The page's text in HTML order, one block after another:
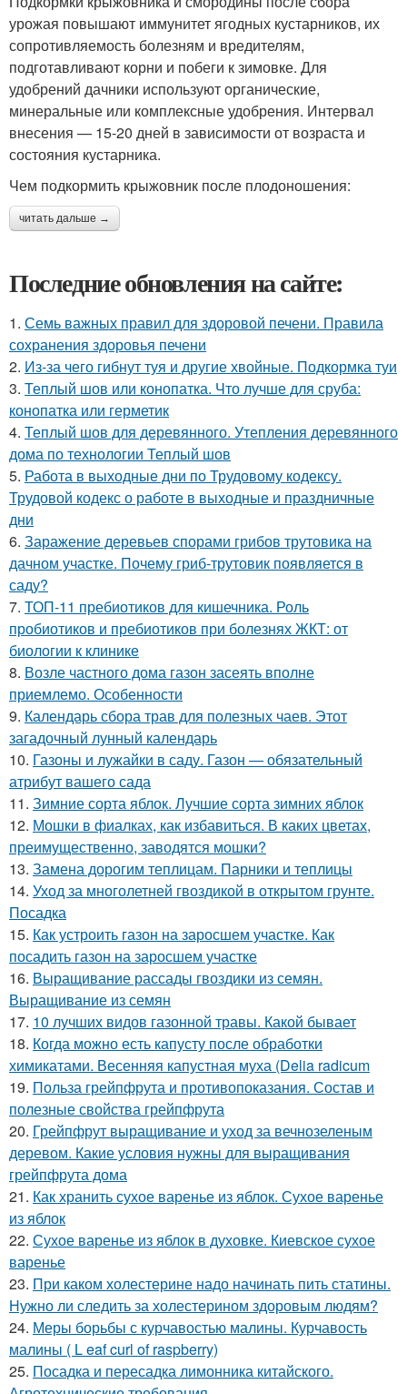
урожая повышают иммунитет ягодных кустарников, их
сопротивляемость болезням и вредителям,
подготавливают корни и побеги к зимовке. Для
удобрений дачники используют органические,
минеральные или комплексные удобрения. Интервал
внесения — 15-20 дней в зависимости от возраста и
состояния кустарника.
Чем подкормить крыжовник после плодоношения:
читать дальше →
Последние обновления на сайте:
1. Семь важных правил для здоровой печени. Правила
сохранения здоровья печени
2. Из-за чего гибнут туя и другие хвойные. Подкормка туи
3. Теплый шов или конопатка. Что лучше для сруба:
конопатка или герметик
4. Теплый шов для деревянного. Утепления деревянного
дома по технологии Теплый шов
5. Работа в выходные дни по Трудовому кодексу.
Трудовой кодекс о работе в выходные и праздничные
дни
6. Заражение деревьев спорами грибов трутовика на
дачном участке. Почему гриб-трутовик появляется в
саду?
7. ТОП-11 пребиотиков для кишечника. Роль
пробиотиков и пребиотиков при болезнях ЖКТ: от
биологии к клинике
8. Возле частного дома газон засеять вполне
приемлемо. Особенности
9. Календарь сбора трав для полезных чаев. Этот
загадочный лунный календарь
10. Газоны и лужайки в саду. Газон — обязательный
атрибут вашего сада
11. Зимние сорта яблок. Лучшие сорта зимних яблок
12. Мошки в фиалках, как избавиться. В каких цветах,
преимущественно, заводятся мошки?
13. Замена дорогим теплицам. Парники и теплицы
14. Уход за многолетней гвоздикой в открытом грунте.
Посадка
15. Как устроить газон на заросшем участке. Как
посадить газон на заросшем участке
16. Выращивание рассады гвоздики из семян.
Выращивание из семян
17. 10 лучших видов газонной травы. Какой бывает
18. Когда можно есть капусту после обработки
химикатами. Весенняя капустная муха (Delia radicum
19. Польза грейпфрута и противопоказания. Состав и
полезные свойства грейпфрута
20. Грейпфрут выращивание и уход за вечнозеленым
деревом. Какие условия нужны для выращивания
грейпфрута дома
21. Как хранить сухое варенье из яблок. Сухое варенье
из яблок
22. Сухое варенье из яблок в духовке. Киевское сухое
варенье
23. При каком холестерине надо начинать пить статины.
Нужно ли следить за холестерином здоровым людям?
24. Меры борьбы с курчавостью малины. Курчавость
малины ( L eaf curl of raspberry)
25. Посадка и пересадка лимонника китайского.